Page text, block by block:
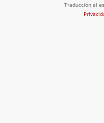
Traducción al